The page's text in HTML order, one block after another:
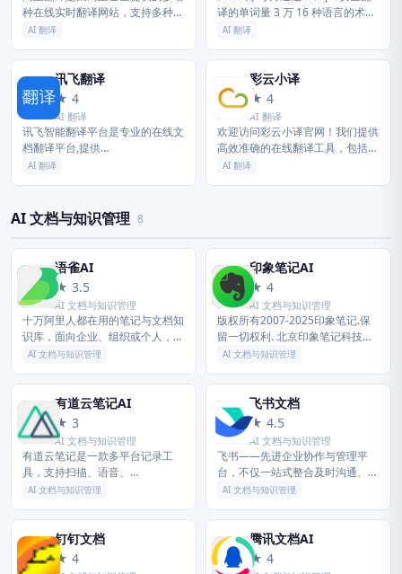
种在线实时翻译网站，支持多种领
域、覆盖200+语言的智能机器翻
译、图片翻译、视频翻译、语音翻
译等...
AI 翻译
译的单词量 3 万 16 种语言的术语
表条目，确保翻译一致性 86% 文
快速的...
AI 翻译
讯
讯飞翻译
★ 4
AI 翻译
讯飞智能翻译平台是专业的在线文
档翻译平台,提供
PDF/Word/Excel/PPT文件翻译、
AI 翻译
彩
彩云小译
★ 4
AI 翻译
欢迎访问彩云小译官网！我们提供
高效准确的在线翻译工具，包括文
字翻译、文档翻译、网页翻译、术
AI 翻译
AI 文档与知识管理 8
语
语雀AI
★ 3.5
AI 文档与知识管理
十万阿里人都在用的笔记与文档知
识库，面向企业、组织或个人，提
供全新的体系化知识管理，打造轻
全、丰富的应用场景、强大的知识
创作...
AI 文档与知识管理
印
印象笔记AI
★ 4
AI 文档与知识管理
版权所有2007-2025印象笔记.保
留一切权利. 北京印象笔记科技有
限公司 北京市朝阳区光华东里8号
法 网信算备110...
AI 文档与知识管理
有
有道云笔记AI
★ 3
AI 文档与知识管理
有道云笔记是一款多平台记录工
具，支持扫描、语音、
Markdown、收藏等多种记录方
工具带来全方位赋能，帮你提效减
负；微信、...
AI 文档与知识管理
飞
飞书文档
★ 4.5
AI 文档与知识管理
飞书——先进企业协作与管理平
台，不仅一站式整合及时沟通、智
能日历、音视频会议、飞书文档、
OKR、飞书招聘、飞书绩效等组织
管理...
AI 文档与知识管理
钉
钉钉文档
★ 4
腾
腾讯文档AI
★ 4